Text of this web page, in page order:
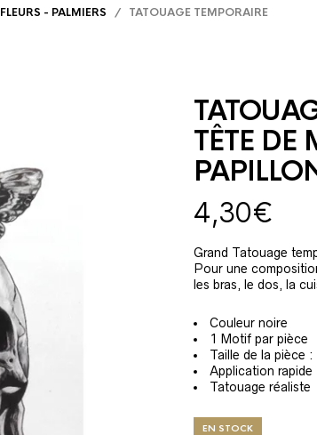
FLEURS - PALMIERS / TATOUAGE TEMPORAIRE
TÊTE DE
4,30€
Grand Tatouage
Pour une
les bras, le dos, la
Couleur noire
1 Motif par pièce
Taille de la pièce :
Application rapide
Tatouage réaliste
EN STOCK